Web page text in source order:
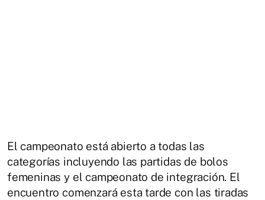
El campeonato está abierto a todas las
categorías incluyendo las partidas de bolos
femeninas y el campeonato de integración. El
encuentro comenzará esta tarde con las tiradas